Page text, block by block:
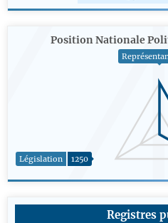
Position Nationale
Législation 1250
Registres